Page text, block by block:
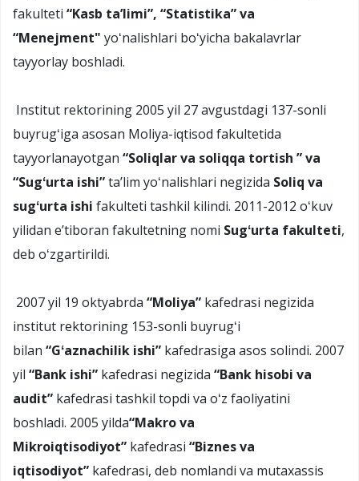
fakulteti “Kasb taʼlimi”, “Statistika” va
“Menejment" yoʻnalishlari boʻyicha bakalavrlar
tayyorlay boshladi.
Institut rektorining 2005 yil 27 avgustdagi 137-sonli
buyrugʻiga asosan Moliya-iqtisod fakultetida
tayyorlanayotgan “Soliqlar va soliqqa tortish ” va
“Sugʻurta ishi”taʼlim yoʻnalishlari negizida Soliq va
sugʻurta ishi fakulteti tashkil kilindi. 2011-2012 oʻkuv
yilidan eʼtiboran fakultetning nomi Sugʻurta fakulteti,
deb oʻzgartirildi.
2007 yil 19 oktyabrda “Moliya” kafedrasi negizida
institut rektorining 153-sonli buyrugʻi
bilan “Gʻaznachilik ishi” kafedrasiga asos solindi. 2007
yil “Bank ishi” kafedrasi negizida “Bank hisobi va
audit” kafedrasi tashkil topdi va oʻz faoliyatini
boshladi. 2005 yilda“Makro va
Mikroiqtisodiyot” kafedrasi “Biznes va
iqtisodiyot” kafedrasi, deb nomlandi va mutaxassis